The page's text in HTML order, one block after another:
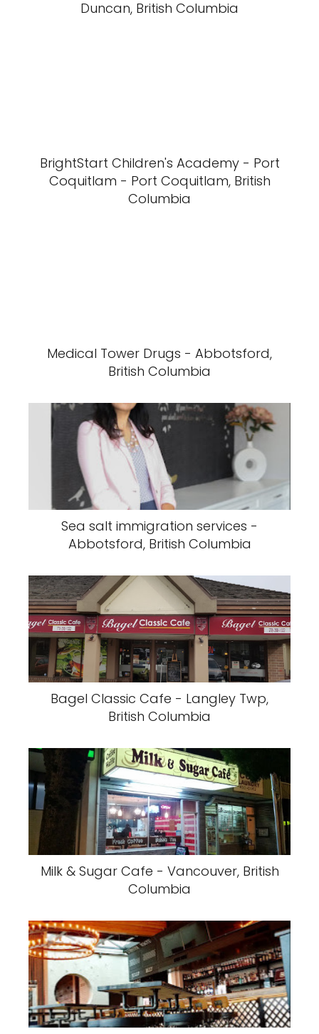
Duncan, British Columbia
BrightStart Children's Academy - Port
Coquitlam - Port Coquitlam, British
Columbia
Medical Tower Drugs - Abbotsford,
British Columbia
Sea salt immigration services -
Abbotsford, British Columbia
Bagel Classic Cafe - Langley Twp,
British Columbia
Milk & Sugar Cafe - Vancouver, British
Columbia